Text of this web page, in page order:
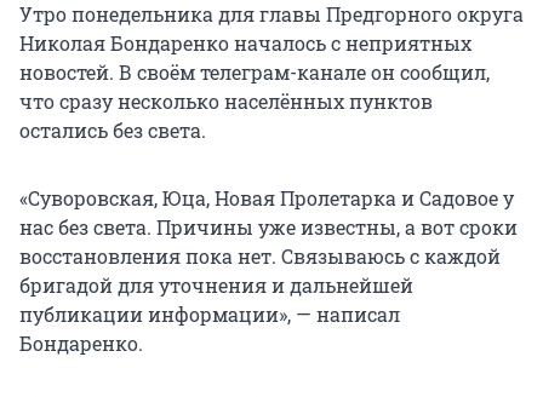
Утро понедельника для главы Предгорного округа
Николая Бондаренко началось с неприятных
новостей. В своём телеграм-канале он сообщил,
что сразу несколько населённых пунктов
остались без света.
«Суворовская, Юца, Новая Пролетарка и Садовое у
нас без света. Причины уже известны, а вот сроки
восстановления пока нет. Связываюсь с каждой
бригадой для уточнения и дальнейшей
публикации информации», — написал
Бондаренко.